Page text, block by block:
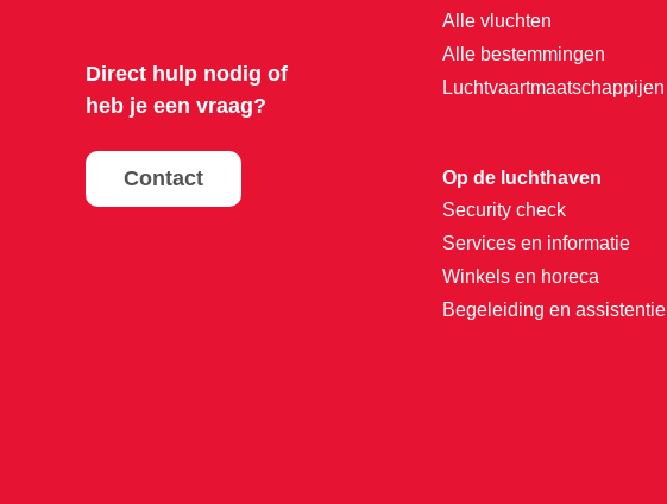
Direct hulp nodig of
heb je een vraag?
Contact
Alle vluchten
Alle bestemmingen
Luchtvaartmaatschappijen
Op de luchthaven
Security check
Services en informatie
Winkels en horeca
Begeleiding en assistentie